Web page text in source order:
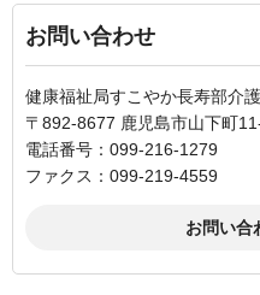
お問い合わせ
健康福祉局すこやか長寿部介
〒892-8677 鹿児島市山下町
電話番号：099-216-1279
ファクス：099-219-4559